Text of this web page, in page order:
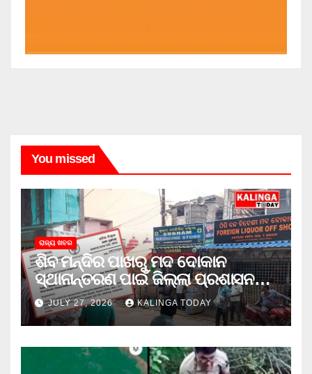
You missed
ରାଜ୍ୟ ଖବର
ଶିବ ମନ୍ଦିର ପାଖରୁ ମଦ ଦୋକାନ
ସ୍ଥାନାନ୍ତରଣ ପାଇଁ ଜିଲ୍ଲା ପ୍ରଶାସନକୁ
ଦାବି କଲେ ଅନିଲ
JULY 27, 2026 KALINGA TODAY